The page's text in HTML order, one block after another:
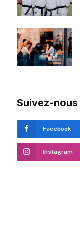
Suivez-nous
Facebook
Instagram